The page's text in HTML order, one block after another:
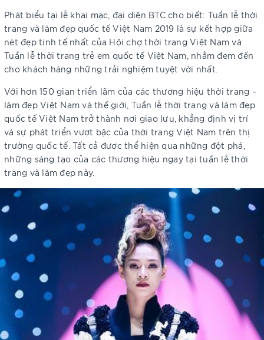
Phát biểu tại lễ khai mạc, đại diện BTC cho biết: Tuần lễ thời
trang và làm đẹp quốc tế Việt Nam 2019 là sự kết hợp giữa
nét đẹp tinh tế nhất của Hội chợ thời trang Việt Nam và
Tuần lễ thời trang trẻ em quốc tế Việt Nam, nhằm đem đến
cho khách hàng những trải nghiệm tuyệt vời nhất.
Với hơn 150 gian triển lãm của các thương hiệu thời trang –
làm đẹp Việt Nam và thế giới, Tuần lễ thời trang và làm đẹp
quốc tế Việt Nam trở thành nơi giao lưu, khẳng định vị trí
và sự phát triển vượt bậc của thời trang Việt Nam trên thị
trường quốc tế. Tất cả được thể hiện qua những đột phá,
những sáng tạo của các thương hiệu ngay tại tuần lễ thời
trang và làm đẹp này.